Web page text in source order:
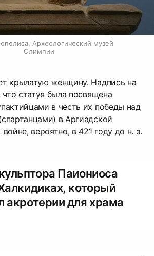
Археологический музей
Олимпии
крылатую женщину. Надпись на
что статуя была посвящена
в честь их победы над
в Аргиадской
вероятно, в 421 году до н. э.
Паиониоса
который
акротерии для храма